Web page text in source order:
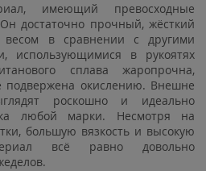
имеющий превосходные
достаточно прочный, жёсткий
в сравнении с другими
использующимися в рукоятях
сплава жаропрочна,
подвержена окислению. Внешне
роскошно и идеально
любой марки. Несмотря на
большую вязкость и высокую
всё равно довольно